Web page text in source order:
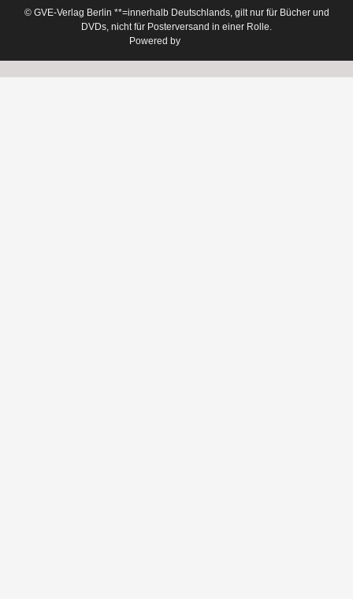
© GVE-Verlag Berlin **=innerhalb Deutschlands, gilt nur für Bücher und
DVDs, nicht für Posterversand in einer Rolle.
Powered by